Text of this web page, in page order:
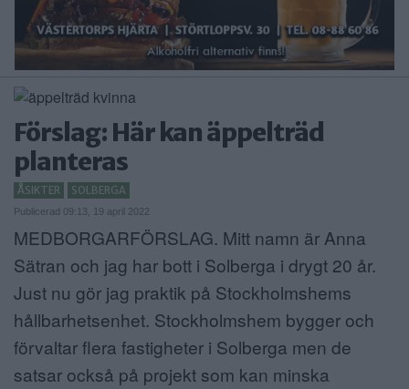
SPORT
ÅSIKTER
KALENDER
KONTAKT
SAMARBETEN
ANNONSERA
NÄRINGSLIV
MER
Förslag: Här kan äppelträd
planteras
ÅSIKTER SOLBERGA
Publicerad 09:13, 19 april 2022
MEDBORGARFÖRSLAG. Mitt namn är Anna
Sätran och jag har bott i Solberga i drygt 20 år.
Just nu gör jag praktik på Stockholmshems
hållbarhetsenhet. Stockholmshem bygger och
förvaltar flera fastigheter i Solberga men de
satsar också på projekt som kan minska